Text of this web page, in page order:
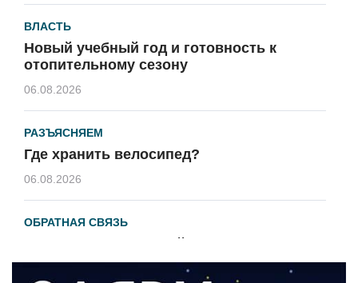
ВЛАСТЬ
Новый учебный год и готовность к
отопительному сезону
06.08.2026
РАЗЪЯСНЯЕМ
Где хранить велосипед?
06.08.2026
ОБРАТНАЯ СВЯЗЬ
Администрация онлайн